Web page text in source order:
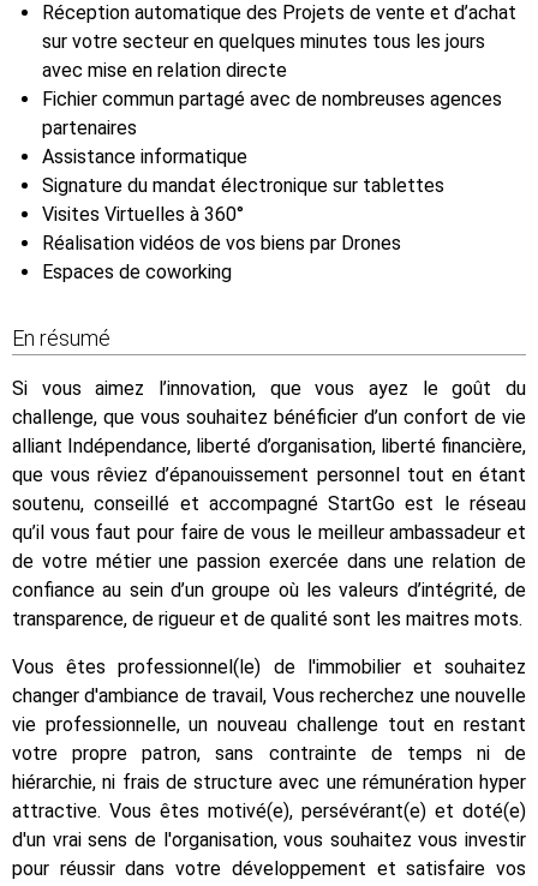
Réception automatique des Projets de vente et d’achat
sur votre secteur en quelques minutes tous les jours
avec mise en relation directe
Fichier commun partagé avec de nombreuses agences
partenaires
Assistance informatique
Signature du mandat électronique sur tablettes
Visites Virtuelles à 360°
Réalisation vidéos de vos biens par Drones
Espaces de coworking
En résumé
Si vous aimez l’innovation, que vous ayez le goût du
challenge, que vous souhaitez bénéficier d’un confort de vie
alliant Indépendance, liberté d’organisation, liberté financière,
que vous rêviez d’épanouissement personnel tout en étant
soutenu, conseillé et accompagné StartGo est le réseau
qu’il vous faut pour faire de vous le meilleur ambassadeur et
de votre métier une passion exercée dans une relation de
confiance au sein d’un groupe où les valeurs d’intégrité, de
transparence, de rigueur et de qualité sont les maitres mots.
Vous êtes professionnel(le) de l'immobilier et souhaitez
changer d'ambiance de travail, Vous recherchez une nouvelle
vie professionnelle, un nouveau challenge tout en restant
votre propre patron, sans contrainte de temps ni de
hiérarchie, ni frais de structure avec une rémunération hyper
attractive. Vous êtes motivé(e), persévérant(e) et doté(e)
d'un vrai sens de l'organisation, vous souhaitez vous investir
pour réussir dans votre développement et satisfaire vos